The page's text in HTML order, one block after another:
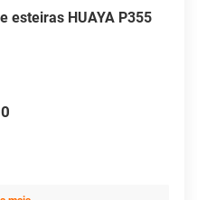
esteiras HUAYA P355